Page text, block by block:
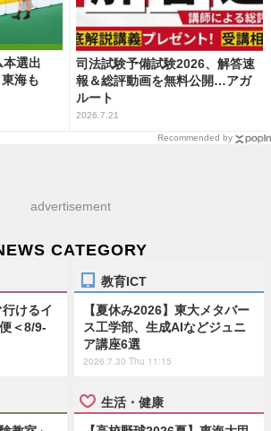
選出
海も
司法試験予備試験2026、解答速
報＆総評動画を無料公開…アガ
ルート
2026.7.21
Recommended by
advertisement
CATEGORY
行けるイ
＜8/9-
教育ICT
【夏休み2026】東大メタバー
ス工学部、生成AIなどジュニ
ア講座6選
2026.7.30 Thu 11:15
生活・健康